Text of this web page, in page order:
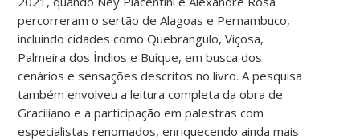
percorreram o sertão de Alagoas e Pernambuco,
incluindo cidades como Quebrangulo, Viçosa,
Palmeira dos Índios e Buíque, em busca dos
cenários e sensações descritos no livro. A pesquisa
também envolveu a leitura completa da obra de
Graciliano e a participação em palestras com
especialistas renomados, enriquecendo ainda mais